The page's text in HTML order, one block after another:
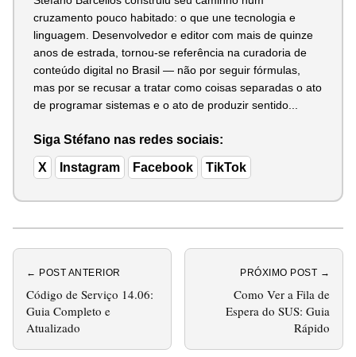
cruzamento pouco habitado: o que une tecnologia e
linguagem. Desenvolvedor e editor com mais de quinze
anos de estrada, tornou-se referência na curadoria de
conteúdo digital no Brasil — não por seguir fórmulas,
mas por se recusar a tratar como coisas separadas o ato
de programar sistemas e o ato de produzir sentido...
Siga Stéfano nas redes sociais:
X Instagram Facebook TikTok
← POST ANTERIOR
Código de Serviço 14.06:
Guia Completo e
Atualizado
PRÓXIMO POST →
Como Ver a Fila de
Espera do SUS: Guia
Rápido